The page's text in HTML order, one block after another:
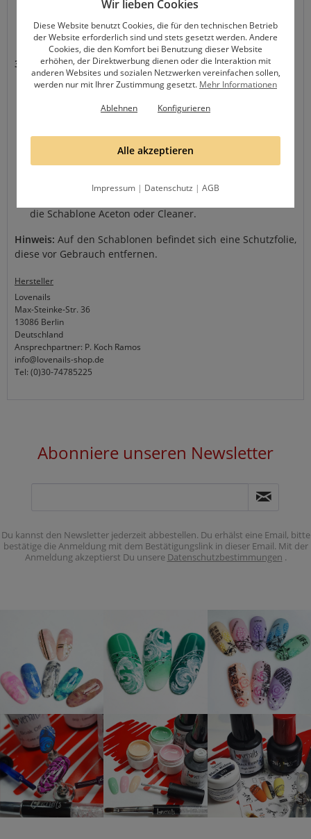
übertragen. Arbeite zügig, da der Lack schnell
trocknen kann und achte darauf, dass der Stamper
exakt ausgerichtet ist.
3. Abschluss:
Lass das Design trocknen und trage einen Versiegler
auf. Bevor du den Versiegler aufträgst, geh mit einer
Nagel, damit dein Stamping von einer schönen,
glatten Versiegelung vollendet wird.
der Anwendung. Hierfür eignet sich für den Stamper
die Schablone Aceton oder Cleaner.
Hinweis: Auf den Schablonen befindet sich eine Schutzfolie,
diese vor Gebrauch entfernen.
Hersteller
Lovenails
Max-Steinke-Str. 36
13086 Berlin
Deutschland
Ansprechpartner: P. Koch Ramos
info@lovenails-shop.de
Tel: (0)30-74785225
Abonniere unseren Newsletter
Du kannst den Newsletter jederzeit abbestellen. Du erhälst eine Email, bitte
bestätige die Anmeldung mit dem Bestätigungslink in dieser Email. Mit der
Anmeldung akzeptierst Du unsere Datenschutzbestimmungen .
Wir lieben Cookies
Diese Website benutzt Cookies, die für den technischen Betrieb
der Website erforderlich sind und stets gesetzt werden. Andere
Cookies, die den Komfort bei Benutzung dieser Website
erhöhen, der Direktwerbung dienen oder die Interaktion mit
anderen Websites und sozialen Netzwerken vereinfachen sollen,
werden nur mit Ihrer Zustimmung gesetzt. Mehr Informationen
Ablehnen
Konfigurieren
Alle akzeptieren
Impressum | Datenschutz | AGB